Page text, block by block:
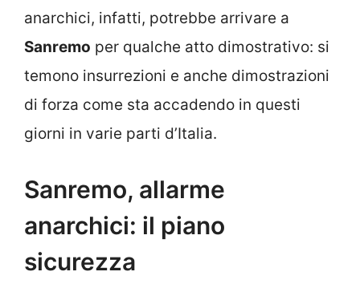
anarchici, infatti, potrebbe arrivare a
Sanremo per qualche atto dimostrativo: si
temono insurrezioni e anche dimostrazioni
di forza come sta accadendo in questi
giorni in varie parti d’Italia.
Sanremo, allarme
anarchici: il piano
sicurezza